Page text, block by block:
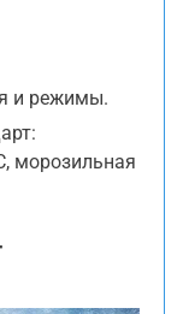
и режимы.
морозильная